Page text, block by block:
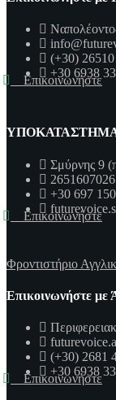
(+30)
+30 6938
Επικοινωνήστε
Σμύρνης 9
2651607026
+30 697
Επικοινωνήστε
Φροντιστήριο
Επικοινωνήστε με
(+30) 2681
+30 6938
Επικοινωνήστε